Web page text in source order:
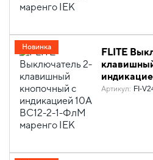
FLITE
ФлМ
Артикул: FI-
Новинка